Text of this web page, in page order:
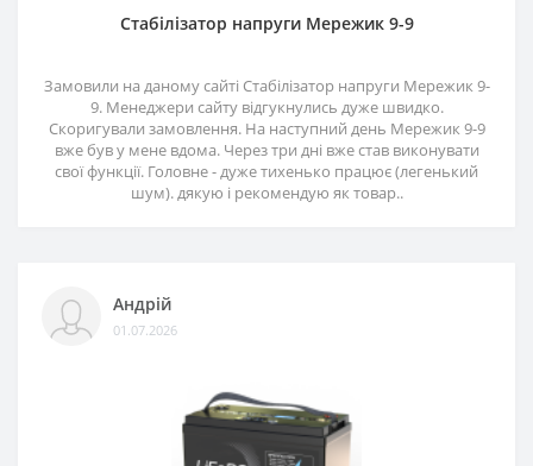
Стабілізатор напруги Мережик 9-9
Замовили на даному сайті Стабілізатор напруги Мережик 9-
9. Менеджери сайту відгукнулись дуже швидко.
Скоригували замовлення. На наступний день Мережик 9-9
вже був у мене вдома. Через три дні вже став виконувати
свої функції. Головне - дуже тихенько працює (легенький
шум). дякую і рекомендую як товар..
Андрій
01.07.2026